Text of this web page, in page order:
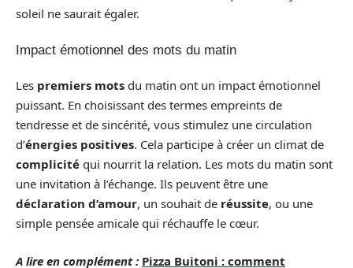
soleil ne saurait égaler.
Impact émotionnel des mots du matin
Les premiers mots du matin ont un impact émotionnel
puissant. En choisissant des termes empreints de
tendresse et de sincérité, vous stimulez une circulation
d’énergies positives. Cela participe à créer un climat de
complicité qui nourrit la relation. Les mots du matin sont
une invitation à l’échange. Ils peuvent être une
déclaration d’amour, un souhait de réussite, ou une
simple pensée amicale qui réchauffe le cœur.
A lire en complément : Pizza Buitoni : comment